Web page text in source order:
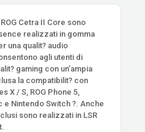
Cetra II Core sono
realizzati in gomma
una qualit? audio
agli utenti di
gaming con un’ampia
la compatibilit? con
X / S, ROG Phone 5,
Nintendo Switch ?. Anche
sono realizzati in LSR